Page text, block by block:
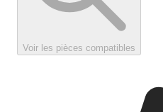
Voir les pièces compatibles